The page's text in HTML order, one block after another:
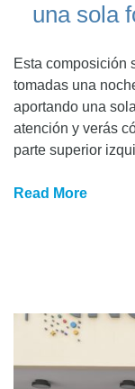
una sola
Esta composición
tomadas una
aportando una
atención y verás
parte superior
Read More